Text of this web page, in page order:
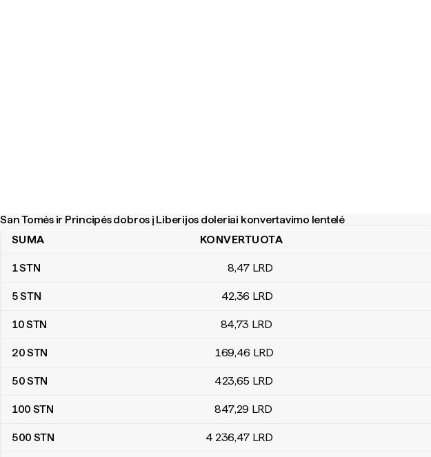
San Tomės ir Principės dobros į Liberijos doleriai konvertavimo lentelė
San Tomės ir Principės dobros į Liberijos doleriai konvertavimo lentelė
SUMA KONVERTUOTA
1STN 8,47 LRD
5STN 42,36 LRD
10STN 84,73 LRD
20STN 169,46 LRD
50STN 423,65 LRD
100 STN 847,29 LRD
500 STN 4 236,47 LRD